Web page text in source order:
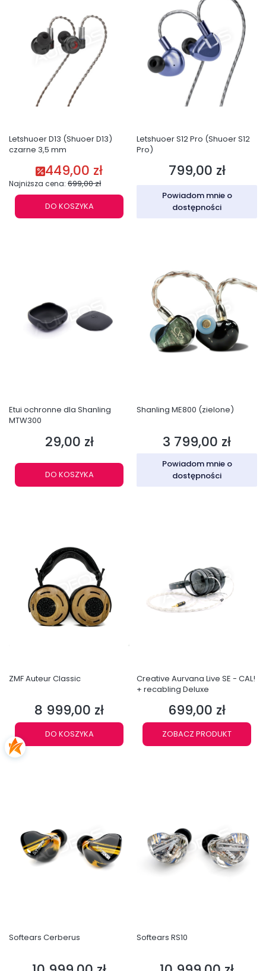
Letshuoer D13 (Shuoer D13)
czarne 3,5 mm
Cena promocyjna
449,00 zł
Najniższa cena: 699,00 zł
DO KOSZYKA
Letshuoer S12 Pro (Shuoer S12
Pro)
Cena
799,00 zł
Powiadom mnie o
dostępności
Etui ochronne dla Shanling
MTW300
Cena
29,00 zł
DO KOSZYKA
Shanling ME800 (zielone)
Cena
3 799,00 zł
Powiadom mnie o
dostępności
ZMF Auteur Classic
Cena
8 999,00 zł
DO KOSZYKA
Creative Aurvana Live SE - CAL!
+ recabling Deluxe
Cena
699,00 zł
ZOBACZ PRODUKT
Softears Cerberus Softears RS10